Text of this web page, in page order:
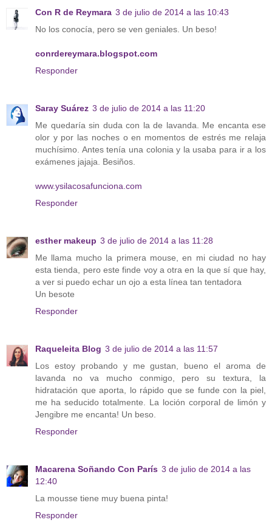
Con R de Reymara 3 de julio de 2014 a las 10:43
No los conocía, pero se ven geniales. Un beso!
conrdereymara.blogspot.com
Responder
Saray Suárez 3 de julio de 2014 a las 11:20
Me quedaría sin duda con la de lavanda. Me encanta ese
olor y por las noches o en momentos de estrés me relaja
muchísimo. Antes tenía una colonia y la usaba para ir a los
exámenes jajaja. Besiños.
www.ysilacosafunciona.com
Responder
esther makeup 3 de julio de 2014 a las 11:28
Me llama mucho la primera mouse, en mi ciudad no hay
esta tienda, pero este finde voy a otra en la que sí que hay,
a ver si puedo echar un ojo a esta línea tan tentadora
Un besote
Responder
Raqueleita Blog 3 de julio de 2014 a las 11:57
Los estoy probando y me gustan, bueno el aroma de
lavanda no va mucho conmigo, pero su textura, la
hidratación que aporta, lo rápido que se funde con la piel,
me ha seducido totalmente. La loción corporal de limón y
Jengibre me encanta! Un beso.
Responder
Macarena Soñando Con París 3 de julio de 2014 a las
12:40
La mousse tiene muy buena pinta!
Responder